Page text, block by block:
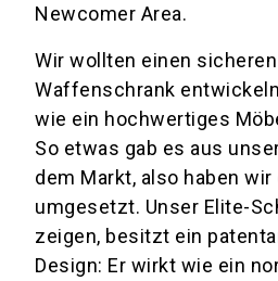
Newcomer Area.
Wir wollten einen
Waffenschrank
wie ein hochwertiges
So etwas gab es aus
dem Markt, also haben
umgesetzt. Unser Elite-
zeigen, besitzt ein
Design: Er wirkt wie ein